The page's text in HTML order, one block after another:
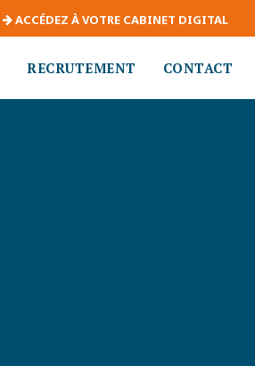
ACCÉDEZ À VOTRE CABINET DIGITAL
RECRUTEMENT CONTACT